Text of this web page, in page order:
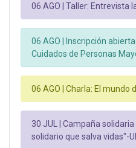
06 AGO | Taller: Entrevista
06 AGO | Inscripción
Cuidados de Personas
06 AGO | Charla: El mundo
30 JUL | Campaña
solidario que salva vidas"-